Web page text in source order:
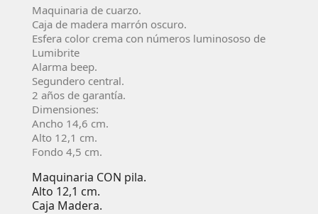
Maquinaria de cuarzo.
Caja de madera marrón oscuro.
Esfera color crema con números luminososo de
Lumibrite
Alarma beep.
Segundero central.
2 años de garantía.
Dimensiones:
Ancho 14,6 cm.
Alto 12,1 cm.
Fondo 4,5 cm.
Maquinaria CON pila.
Alto 12,1 cm.
Caja Madera.